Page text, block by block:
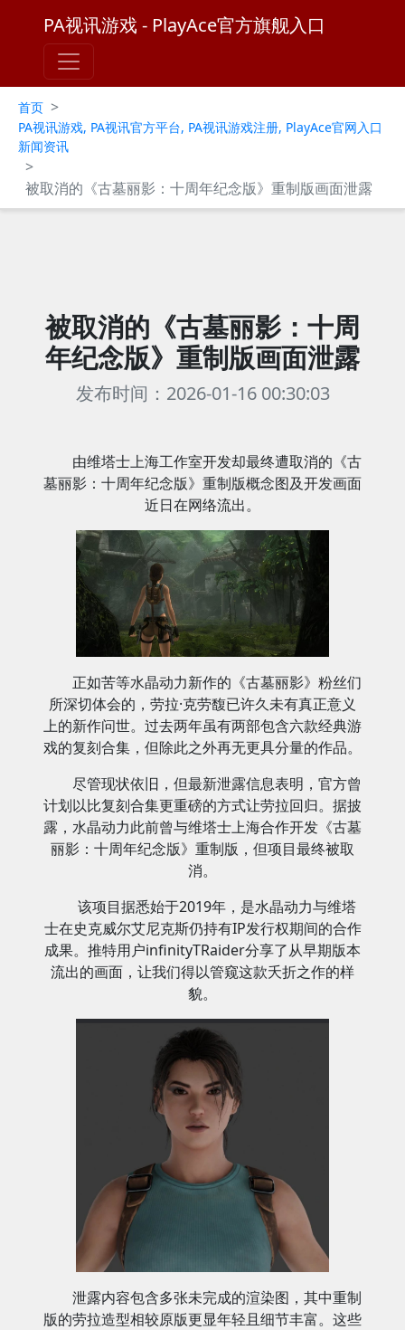
PA视讯游戏 - PlayAce官方旗舰入口
首页 >
PA视讯游戏, PA视讯官方平台, PA视讯游戏注册, PlayAce官网入口
新闻资讯
>
被取消的《古墓丽影：十周年纪念版》重制版画面泄露
被取消的《古墓丽影：十周
年纪念版》重制版画面泄露
发布时间：2026-01-16 00:30:03
由维塔士上海工作室开发却最终遭取消的《古
墓丽影：十周年纪念版》重制版概念图及开发画面
近日在网络流出。
正如苦等水晶动力新作的《古墓丽影》粉丝们
所深切体会的，劳拉·克劳馥已许久未有真正意义
上的新作问世。过去两年虽有两部包含六款经典游
戏的复刻合集，但除此之外再无更具分量的作品。
尽管现状依旧，但最新泄露信息表明，官方曾
计划以比复刻合集更重磅的方式让劳拉回归。据披
露，水晶动力此前曾与维塔士上海合作开发《古墓
丽影：十周年纪念版》重制版，但项目最终被取
消。
该项目据悉始于2019年，是水晶动力与维塔
士在史克威尔艾尼克斯仍持有IP发行权期间的合作
成果。推特用户infinityTRaider分享了从早期版本
流出的画面，让我们得以管窥这款夭折之作的样
貌。
泄露内容包含多张未完成的渲染图，其中重制
版的劳拉造型相较原版更显年轻且细节丰富。这些